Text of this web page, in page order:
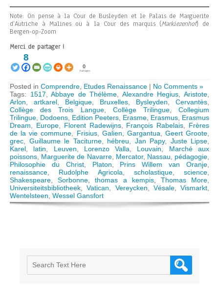
Note: On pense à la Cour de Busleyden et le Palais de Marguerite
d’Autriche à Malines ou à la Cour des marquis (Markiezenhof) de
Bergen-op-Zoom
Merci de partager !
8
0
Partages
Posted in Comprendre Etudes Renaissance | No Comments »
Tags: 1517 ,Abbaye de Thélème Alexandre Hegius ,Aristote
Arlon
artkarel Belgique Bruxelles Bysleyden Cervantès
Collège des Trois Langue, Collège Trilingue,Collegium
Trilingue Dodoens Edition Peeters Erasme Erasmus Erasmus
Dream
Europe, Florent Radewijns, François Rabelais
Frères
de la vie commune
Frisius, Galien Gargantua Geert Groote
grec
Guillaume le Taciturne, hébreu Jan Papy, Juste Lipse
Karel
latin Leuven Lorenzo Valla Louvain
Marché aux
poissons Marguerite de Navarre, Mercator, Nassau pédagogie
Philosophie du Christ, Platon Prins Willem van Oranje
renaissance
Rudolphe Agricola scholastique, science
Shakespeare ,Sorbonne ,thomas a kempis, Thomas More
Universiteitsbibliotheek ,Vatican Vereycken Vésale, Vismarkt
Wentelsteen Wessel Gansfort